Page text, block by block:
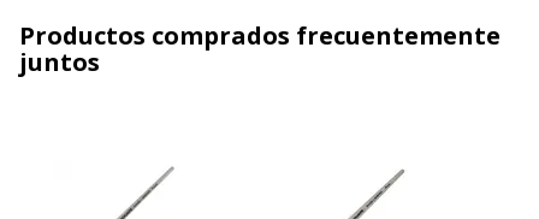
Productos comprados frecuentemente
juntos